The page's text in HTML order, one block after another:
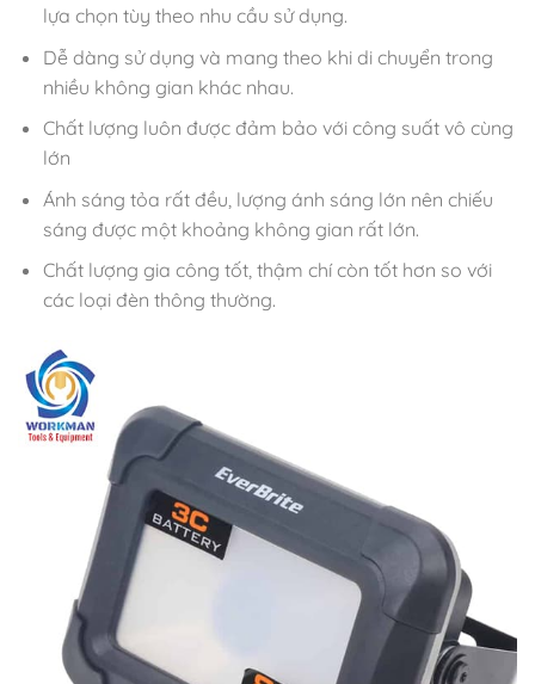
lựa chọn tùy theo nhu cầu sử dụng.
Dễ dàng sử dụng và mang theo khi di chuyển trong
nhiều không gian khác nhau.
Chất lượng luôn được đảm bảo với công suất vô cùng
lớn
Ánh sáng tỏa rất đều, lượng ánh sáng lớn nên chiếu
sáng được một khoảng không gian rất lớn.
Chất lượng gia công tốt, thậm chí còn tốt hơn so với
các loại đèn thông thường.